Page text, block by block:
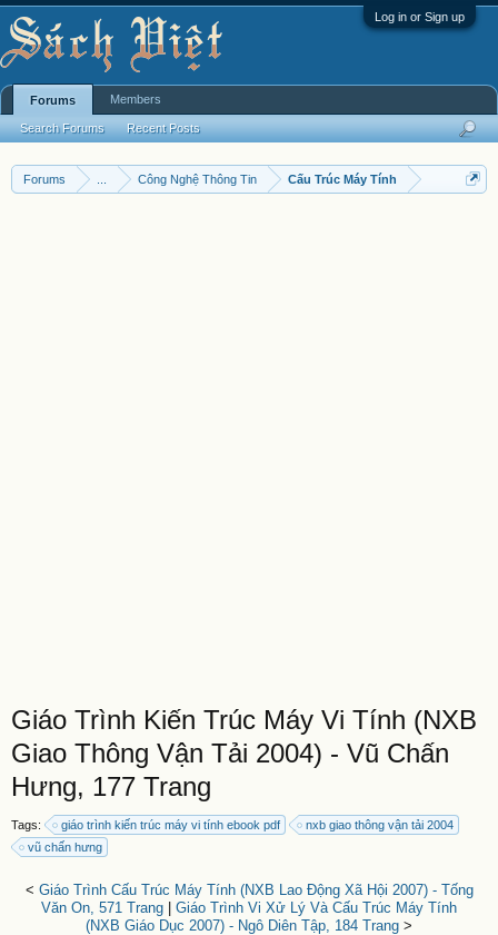
Log in or Sign up
Forums Công Nghệ Thông Tin Cấu Trúc Máy Tính
Giáo Trình Kiến Trúc Máy Vi Tính (NXB
Giao Thông Vận Tải 2004) - Vũ Chấn
Hưng, 177 Trang
Tags: giáo trình kiến trúc máy vi tính ebook pdf
nxb giao thông vận tải 2004
vũ chấn hưng
< Giáo Trình Cấu Trúc Máy Tính (NXB Lao Động Xã Hội 2007) - Tống
Văn On, 571 Trang
Giáo Trình Vi Xử Lý Và Cấu Trúc Máy Tính
(NXB Giáo Dục 2007) - Ngô Diên Tập, 184 Trang >
Forums
Search Forums Recent Posts
Members